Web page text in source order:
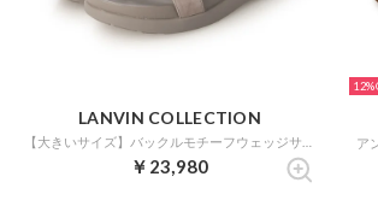
LANVIN COLLECTION
￥23,980
12%
ア